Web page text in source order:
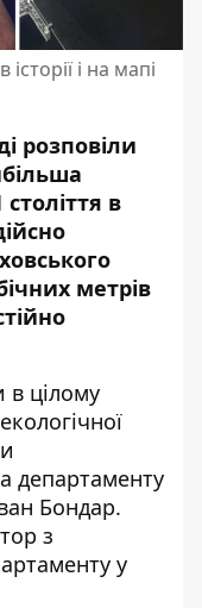
і на мапі
розповіли
в
метрів
в цілому
департаменту
Бондар.
з
у